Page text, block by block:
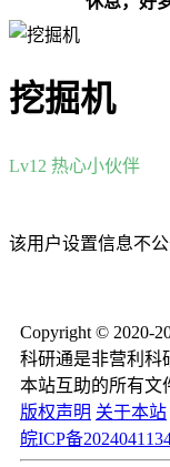
挖掘机
Lv12 热心小伙伴
该用户设置信息不
Copyright © 2020-
科研通是非营利科
本站互助的所有文
版权声明 关于本站
皖ICP备